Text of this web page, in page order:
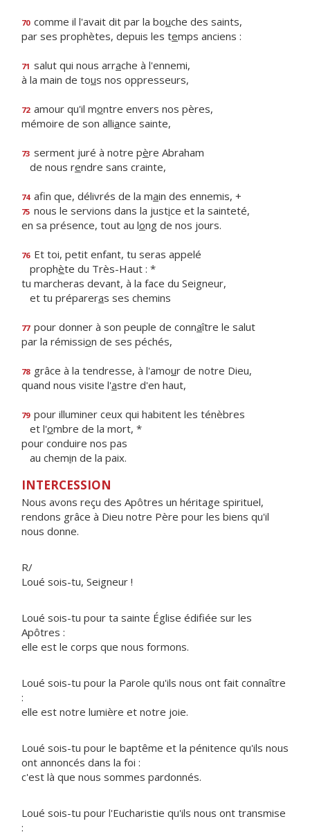
70 comme il l'avait dit par la bouche des saints,
par ses prophètes, depuis les temps anciens :
71 salut qui nous arrache à l'ennemi,
à la main de tous nos oppresseurs,
72 amour qu'il montre envers nos pères,
mémoire de son alliance sainte,
73 serment juré à notre père Abraham
de nous rendre sans crainte,
74 afin que, délivrés de la main des ennemis, +
75 nous le servions dans la justice et la sainteté,
en sa présence, tout au long de nos jours.
76 Et toi, petit enfant, tu seras appelé
prophète du Très-Haut : *
tu marcheras devant, à la face du Seigneur,
et tu prépareras ses chemins
77 pour donner à son peuple de connaître le salut
par la rémission de ses péchés,
78 grâce à la tendresse, à l'amour de notre Dieu,
quand nous visite l'astre d'en haut,
79 pour illuminer ceux qui habitent les ténèbres
et l'ombre de la mort, *
pour conduire nos pas
au chemin de la paix.
INTERCESSION
Nous avons reçu des Apôtres un héritage spirituel,
rendons grâce à Dieu notre Père pour les biens qu'il
nous donne.
R/
Loué sois-tu, Seigneur !
Loué sois-tu pour ta sainte Église édifiée sur les
Apôtres :
elle est le corps que nous formons.
Loué sois-tu pour la Parole qu'ils nous ont fait connaître
:
elle est notre lumière et notre joie.
Loué sois-tu pour le baptême et la pénitence qu'ils nous
ont annoncés dans la foi :
c'est là que nous sommes pardonnés.
Loué sois-tu pour l'Eucharistie qu'ils nous ont transmise
: